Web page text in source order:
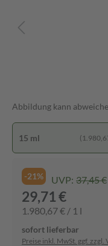
Abbildung kann
15 ml
-21% UVP: 37,45 €
29,71 €
1.980,67 € / 1 l
sofort lieferbar
Preise inkl. MwSt. ggf. zzgl.